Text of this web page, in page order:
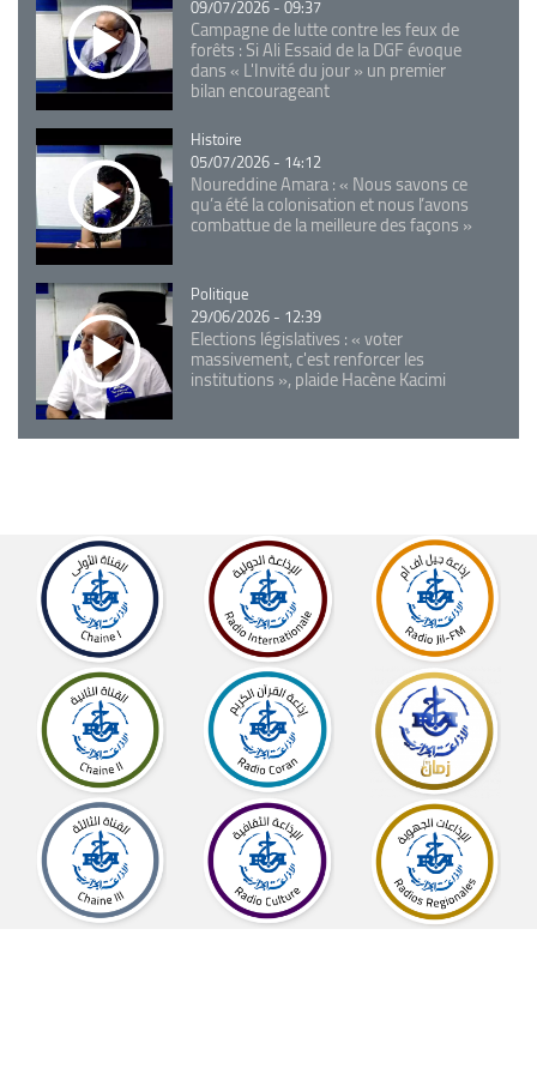
09/07/2026 - 09:37
Campagne de lutte contre les feux de
forêts : Si Ali Essaid de la DGF évoque
dans « L'Invité du jour » un premier
bilan encourageant
Catégorie
Histoire
05/07/2026 - 14:12
Noureddine Amara : « Nous savons ce
qu’a été la colonisation et nous l’avons
combattue de la meilleure des façons »
Catégorie
Politique
29/06/2026 - 12:39
Elections législatives : « voter
massivement, c'est renforcer les
institutions », plaide Hacène Kacimi